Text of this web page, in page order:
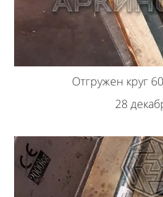
Отгружен круг
28